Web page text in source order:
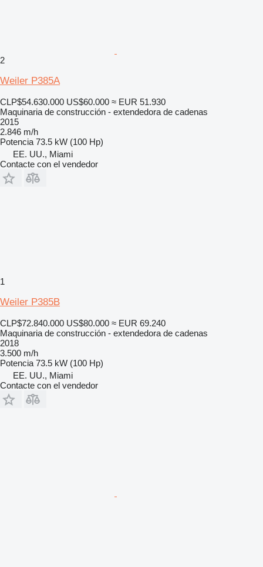
2
Weiler P385A
CLP$54.630.000 US$60.000 ≈ EUR 51.930
Maquinaria de construcción - extendedora de cadenas
2015
2.846 m/h
Potencia 73.5 kW (100 Hp)
EE. UU., Miami
Contacte con el vendedor
1
Weiler P385B
CLP$72.840.000 US$80.000 ≈ EUR 69.240
Maquinaria de construcción - extendedora de cadenas
2018
3.500 m/h
Potencia 73.5 kW (100 Hp)
EE. UU., Miami
Contacte con el vendedor